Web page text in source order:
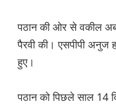
पठान की ओर से वकील
पैरवी की। एसपीपी अनुज
हुए।
पठान को पिछले साल 14